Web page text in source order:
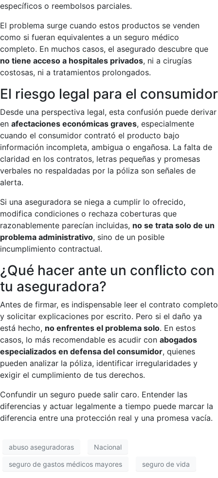
específicos o reembolsos parciales.
El problema surge cuando estos productos se venden
como si fueran equivalentes a un seguro médico
completo. En muchos casos, el asegurado descubre que
no tiene acceso a hospitales privados, ni a cirugías
costosas, ni a tratamientos prolongados.
El riesgo legal para el consumidor
Desde una perspectiva legal, esta confusión puede derivar
en afectaciones económicas graves, especialmente
cuando el consumidor contrató el producto bajo
información incompleta, ambigua o engañosa. La falta de
claridad en los contratos, letras pequeñas y promesas
verbales no respaldadas por la póliza son señales de
alerta.
Si una aseguradora se niega a cumplir lo ofrecido,
modifica condiciones o rechaza coberturas que
razonablemente parecían incluidas, no se trata solo de un
problema administrativo, sino de un posible
incumplimiento contractual.
¿Qué hacer ante un conflicto con
tu aseguradora?
Antes de firmar, es indispensable leer el contrato completo
y solicitar explicaciones por escrito. Pero si el daño ya
está hecho, no enfrentes el problema solo. En estos
casos, lo más recomendable es acudir con abogados
especializados en defensa del consumidor, quienes
pueden analizar la póliza, identificar irregularidades y
exigir el cumplimiento de tus derechos.
Confundir un seguro puede salir caro. Entender las
diferencias y actuar legalmente a tiempo puede marcar la
diferencia entre una protección real y una promesa vacía.
abuso aseguradoras Nacional
seguro de gastos médicos mayores seguro de vida